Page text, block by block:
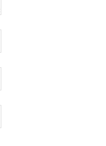
electrónico:*
web: